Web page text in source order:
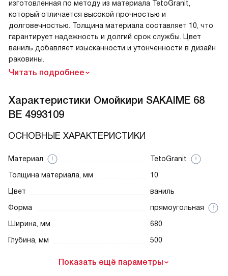
изготовленная по методу из материала TetoGranit,
который отличается высокой прочностью и
долговечностью. Толщина материала составляет 10, что
гарантирует надежность и долгий срок службы. Цвет
ваниль добавляет изысканности и утонченности в дизайн
раковины.
Читать подробнее
Характеристики Омойкири SAKAIME 68
BE 4993109
ОСНОВНЫЕ ХАРАКТЕРИСТИКИ
Материал
TetoGranit
Толщина материала, мм
10
Цвет
ваниль
Форма
прямоугольная
Ширина, мм
680
Глубина, мм
500
Показать ещё параметры